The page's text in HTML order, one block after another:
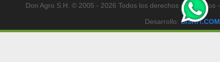
Don Agro S.H. © 2005 - 2026 Todos los derechos reservados -
Desarrollo: SISKIT.COM